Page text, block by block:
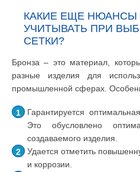
КАКИЕ ЕЩЕ НЮАНСЫ
УЧИТЫВАТЬ ПРИ
СЕТКИ?
Бронза – это материал,
разные изделия для
промышленной сферах.
Гарантируется
Это обусловлено
создаваемого изделия.
Удается отметить
и коррозии.